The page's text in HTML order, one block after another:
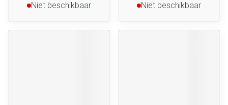
Niet beschikbaar Niet beschikbaar